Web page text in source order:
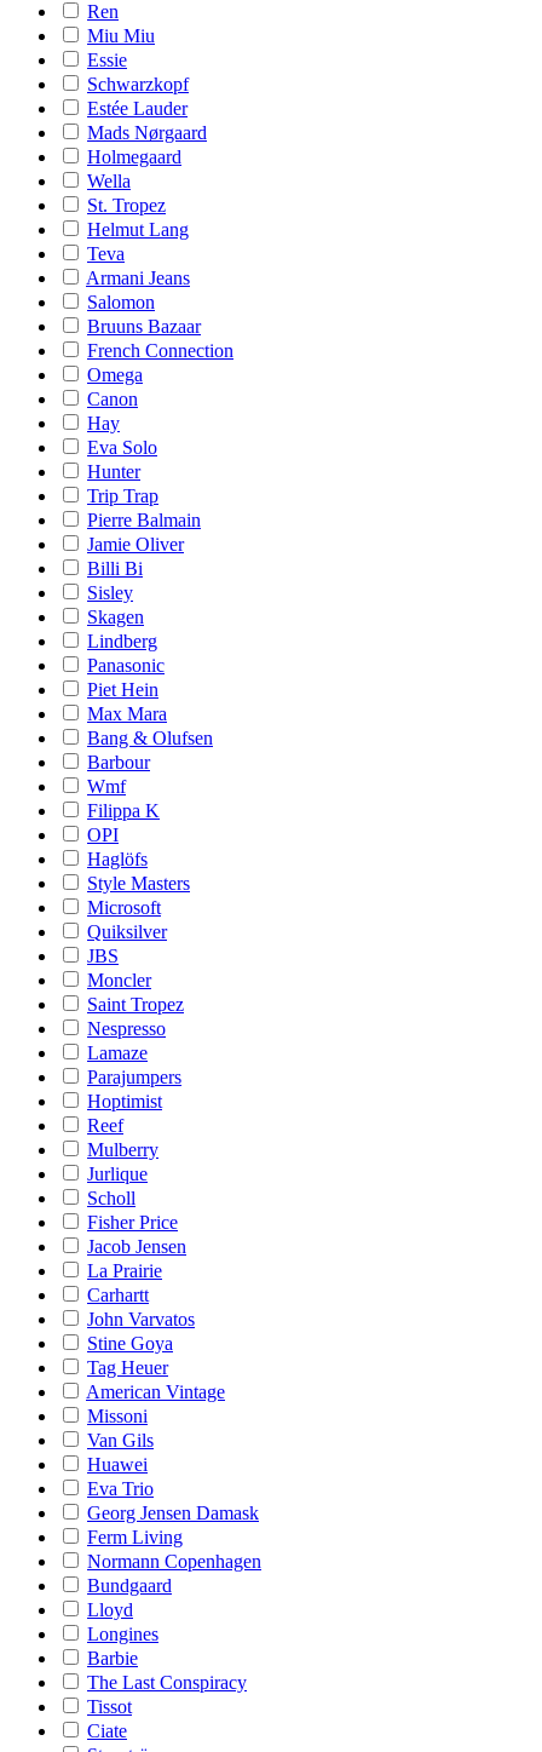
Ren
Miu Miu
Essie
Schwarzkopf
Estée Lauder
Mads Nørgaard
Holmegaard
Wella
St. Tropez
Helmut Lang
Teva
Armani Jeans
Salomon
Bruuns Bazaar
French Connection
Omega
Canon
Hay
Eva Solo
Hunter
Trip Trap
Pierre Balmain
Jamie Oliver
Billi Bi
Sisley
Skagen
Lindberg
Panasonic
Piet Hein
Max Mara
Bang & Olufsen
Barbour
Wmf
Filippa K
OPI
Haglöfs
Style Masters
Microsoft
Quiksilver
JBS
Moncler
Saint Tropez
Nespresso
Lamaze
Parajumpers
Hoptimist
Reef
Mulberry
Jurlique
Scholl
Fisher Price
Jacob Jensen
La Prairie
Carhartt
John Varvatos
Stine Goya
Tag Heuer
American Vintage
Missoni
Van Gils
Huawei
Eva Trio
Georg Jensen Damask
Ferm Living
Normann Copenhagen
Bundgaard
Lloyd
Longines
Barbie
The Last Conspiracy
Tissot
Ciate